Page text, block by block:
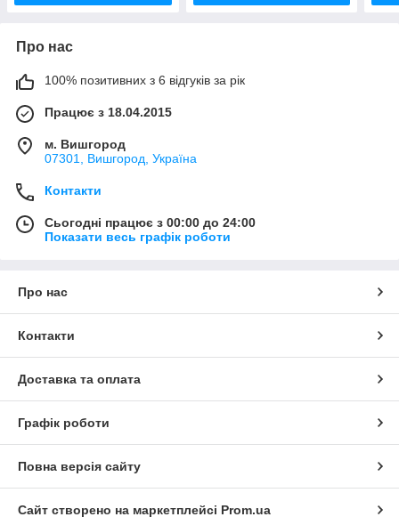
Про нас
100% позитивних з 6 відгуків за рік
Працює з 18.04.2015
м. Вишгород
07301, Вишгород, Україна
Контакти
Сьогодні працює з 00:00 до 24:00
Показати весь графік роботи
Про нас
Контакти
Доставка та оплата
Графік роботи
Повна версія сайту
Сайт створено на маркетплейсі Prom.ua